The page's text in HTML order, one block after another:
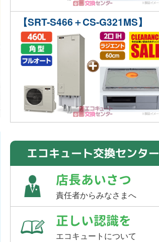
【SRT-S466＋CS-G321MS】
エコキュート交換センター
店長あいさつ
責任者からみなさまへ
正しい認識を
エコキュートについて